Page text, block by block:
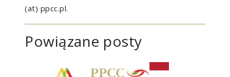
(at) ppcc.pl.
Powiązane posty